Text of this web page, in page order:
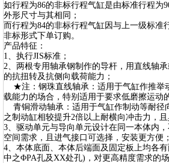
如行程为86的非标行程气缸是由标准行程为
外形尺寸与其相同；
而行程为84的非标行程气缸因与上一级标准
非标形式下单订购。
产品特征：
1、执行JIS标准；
2、两根专用轴承钢制作的导杆，用直线轴
的抗扭转及抗侧向载荷能力；
★注：钢珠直线轴承：适用于气缸作推举
载能力的场合，特别适用于要求低磨擦运动
青铜滑动轴承：适用于气缸作制动等耐径
之制动缸相较提升2倍以上耐横向冲击力，且
3、驱动单元与导向单元设计在同一本体内
空间需求，且进气接口可选择，安装更方便；
4、本体底面、本体后端面及固定板上均各
中之ΦPA孔及XX处孔)，对更高精度需求的